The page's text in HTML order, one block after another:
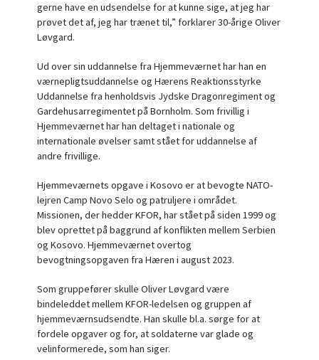
gerne have en udsendelse for at kunne sige, at jeg har
prøvet det af, jeg har trænet til,” forklarer 30-årige Oliver
Løvgard.
Ud over sin uddannelse fra Hjemmeværnet har han en
værnepligtsuddannelse og Hærens Reaktionsstyrke
Uddannelse fra henholdsvis Jydske Dragonregiment og
Gardehusarregimentet på Bornholm. Som frivillig i
Hjemmeværnet har han deltaget i nationale og
internationale øvelser samt stået for uddannelse af
andre frivillige.
Hjemmeværnets opgave i Kosovo er at bevogte NATO-
lejren Camp Novo Selo og patruljere i området.
Missionen, der hedder KFOR, har stået på siden 1999 og
blev oprettet på baggrund af konflikten mellem Serbien
og Kosovo. Hjemmeværnet overtog
bevogtningsopgaven fra Hæren i august 2023.
Som gruppefører skulle Oliver Løvgard være
bindeleddet mellem KFOR-ledelsen og gruppen af
hjemmeværnsudsendte. Han skulle bl.a. sørge for at
fordele opgaver og for, at soldaterne var glade og
velinformerede, som han siger.